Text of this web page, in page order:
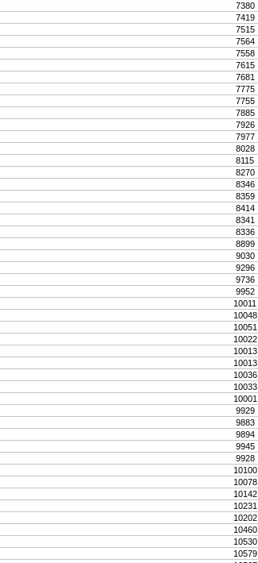
7380
7419
7515
7564
7558
7615
7681
7775
7755
7885
7926
7977
8028
8115
8270
8346
8359
8414
8341
8336
8899
9030
9296
9736
9952
10011
10048
10051
10022
10013
10013
10036
10033
10001
9929
9883
9894
9945
9928
10100
10078
10142
10231
10202
10460
10530
10579